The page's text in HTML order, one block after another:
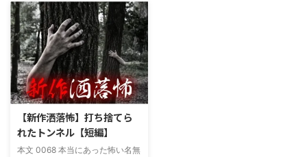
(以後A)は頻繁に「あ、あそこに
いる」だとか誰もおらんとこに挨
拶したりなどなんかわざとらしい
感じがあって当然ながら信じてな
かった。でもいいやつではあった
し頻繁に遊びに行ったりもして
た。 そしてゴールデンウィーク
れた。要約するとこの前霊が見え
た時に必死に念じたら除霊できた
っていう話だった。その時数人で
【新作洒落怖】打ち捨てら
れたトンネル【短編】
本文 0068 本当にあった怖い名無